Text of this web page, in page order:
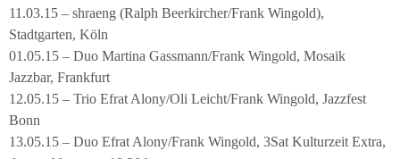
11.03.15 – shraeng (Ralph Beerkircher/Frank Wingold),
Stadtgarten, Köln
01.05.15 – Duo Martina Gassmann/Frank Wingold, Mosaik
Jazzbar, Frankfurt
12.05.15 – Trio Efrat Alony/Oli Leicht/Frank Wingold, Jazzfest
Bonn
13.05.15 – Duo Efrat Alony/Frank Wingold, 3Sat Kulturzeit Extra,